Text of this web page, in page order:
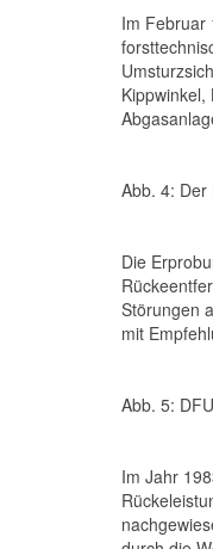
Im Februar
Abb. 4: Der
Die
Störungen
mit
Abb. 5:
Im Jahr